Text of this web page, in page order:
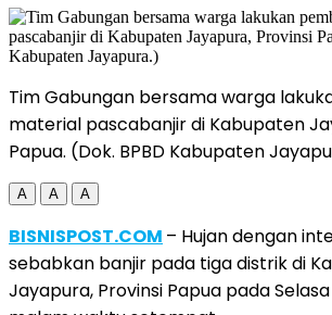
Tim Gabungan bersama warga
material pascabanjir di Kabupaten
Papua. (Dok. BPBD Kabupaten
A A A
BISNISPOST.COM – Hujan dengan
sebabkan banjir pada tiga distrik di
Jayapura, Provinsi Papua pada